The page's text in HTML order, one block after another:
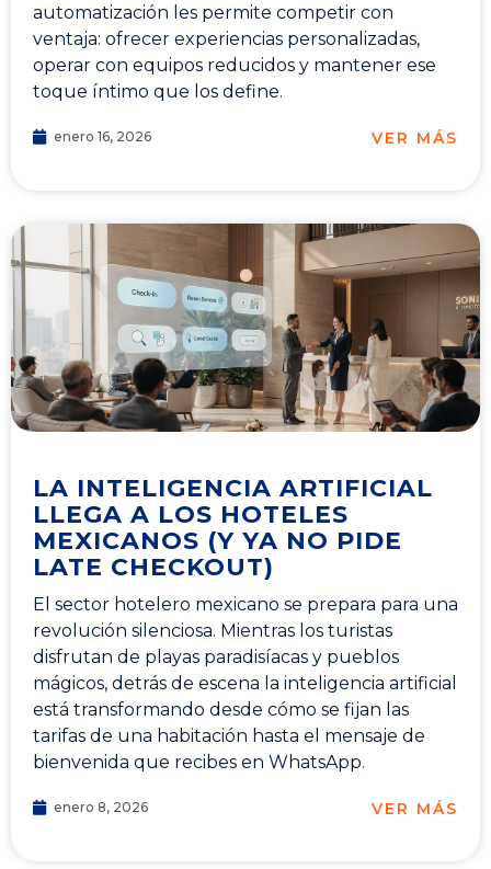
automatización les permite competir con
ventaja: ofrecer experiencias personalizadas,
operar con equipos reducidos y mantener ese
toque íntimo que los define.
enero 16, 2026 VER MÁS
LA INTELIGENCIA ARTIFICIAL
LLEGA A LOS HOTELES
MEXICANOS (Y YA NO PIDE
LATE CHECKOUT)
El sector hotelero mexicano se prepara para una
revolución silenciosa. Mientras los turistas
disfrutan de playas paradisíacas y pueblos
mágicos, detrás de escena la inteligencia artificial
está transformando desde cómo se fijan las
tarifas de una habitación hasta el mensaje de
bienvenida que recibes en WhatsApp.
enero 8, 2026 VER MÁS